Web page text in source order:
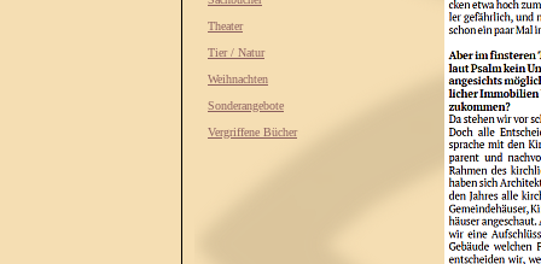
Theater
Tier / Natur
Weihnachten
Sonderangebote
Vergriffene Bücher